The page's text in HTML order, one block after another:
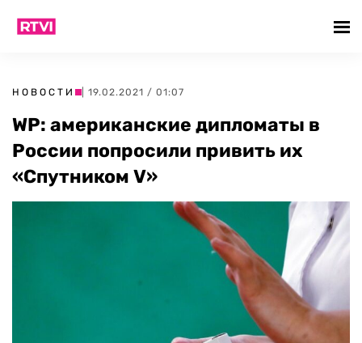
НОВОСТИ | 19.02.2021 / 01:07
WP: американские дипломаты в
России попросили привить их
«Спутником V»